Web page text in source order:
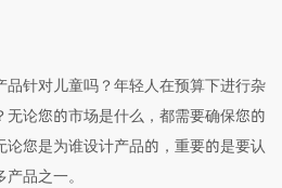
品针对儿童吗？年轻人在预算下进行杂
论您的市场是什么，都需要确保您的
您是为谁设计产品的，重要的是要认
品之一。